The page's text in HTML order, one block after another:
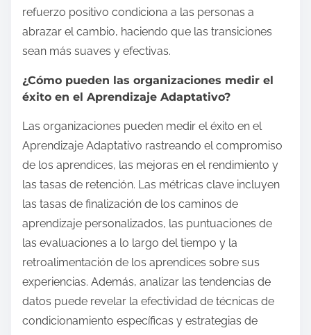
refuerzo positivo condiciona a las personas a
abrazar el cambio, haciendo que las transiciones
sean más suaves y efectivas.
¿Cómo pueden las organizaciones medir el
éxito en el Aprendizaje Adaptativo?
Las organizaciones pueden medir el éxito en el
Aprendizaje Adaptativo rastreando el compromiso
de los aprendices, las mejoras en el rendimiento y
las tasas de retención. Las métricas clave incluyen
las tasas de finalización de los caminos de
aprendizaje personalizados, las puntuaciones de
las evaluaciones a lo largo del tiempo y la
retroalimentación de los aprendices sobre sus
experiencias. Además, analizar las tendencias de
datos puede revelar la efectividad de técnicas de
condicionamiento específicas y estrategias de